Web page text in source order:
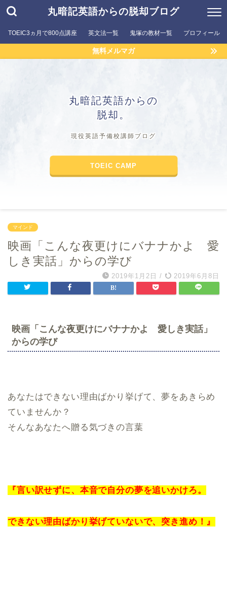
丸暗記英語からの脱却ブログ
TOEIC3ヵ月で800点講座 英文法一覧 鬼塚の教材一覧 プロフィール
無料メルマガ
丸暗記英語からの
脱却。
現役英語予備校講師ブログ
TOEIC CAMP
マインド
映画「こんな夜更けにバナナかよ 愛
しき実話」からの学び
2019年1月2日 / 2019年6月8日
映画「こんな夜更けにバナナかよ 愛しき実話」
からの学び
あなたはできない理由ばかり挙げて、夢をあきらめ
ていませんか？
そんなあなたへ贈る気づきの言葉
『言い訳せずに、本音で自分の夢を追いかけろ。
できない理由ばかり挙げていないで、突き進め！』